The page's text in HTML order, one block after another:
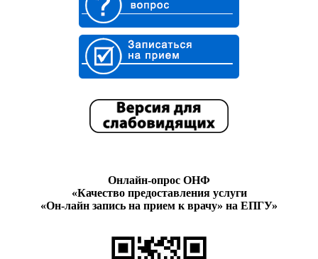
Онлайн-опрос ОНФ
«Качество предоставления услуги
«Он-лайн запись на прием к врачу» на ЕПГУ»